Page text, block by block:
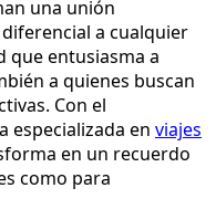
Con el
especializada enviajes
en un recuerdo
como para
de fin de curso a